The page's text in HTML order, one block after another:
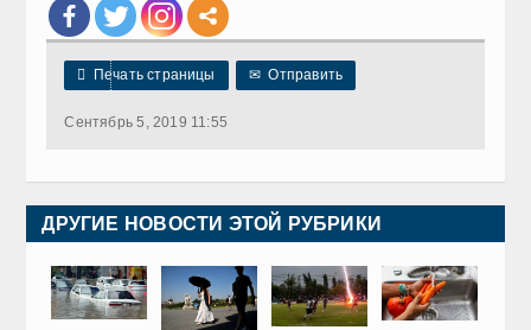
 Печать страницы ✉ Отправить
Сентябрь 5, 2019 11:55
ДРУГИЕ НОВОСТИ ЭТОЙ РУБРИКИ